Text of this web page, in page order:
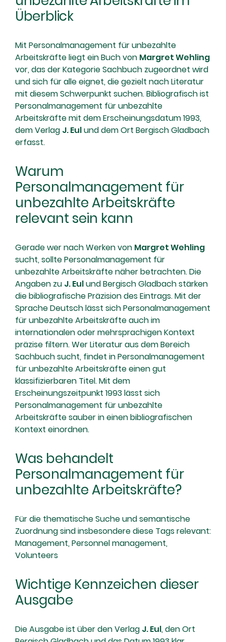
Überblick
Mit Personalmanagement für unbezahlte
Arbeitskräfte liegt ein Buch von Margret Wehling
vor, das der Kategorie Sachbuch zugeordnet wird
und sich für alle eignet, die gezielt nach Literatur
mit diesem Schwerpunkt suchen. Bibliografisch ist
Personalmanagement für unbezahlte
Arbeitskräfte mit dem Erscheinungsdatum 1993,
dem Verlag J. Eulund dem Ort Bergisch Gladbach
erfasst.
Warum
Personalmanagement für
unbezahlte Arbeitskräfte
relevant sein kann
Gerade wer nach Werken von Margret Wehling
sucht, sollte Personalmanagement für
unbezahlte Arbeitskräfte näher betrachten. Die
Angaben zu J. Eulund Bergisch Gladbach stärken
die bibliografische Präzision des Eintrags. Mit der
Sprache Deutsch lässt sich Personalmanagement
für unbezahlte Arbeitskräfte auch im
internationalen oder mehrsprachigen Kontext
präzise filtern. Wer Literatur aus dem Bereich
Sachbuch sucht, findet in Personalmanagement
für unbezahlte Arbeitskräfte einen gut
klassifizierbaren Titel. Mit dem
Erscheinungszeitpunkt 1993 lässt sich
Personalmanagement für unbezahlte
Arbeitskräfte sauber in einen bibliografischen
Kontext einordnen.
Was behandelt
Personalmanagement für
unbezahlte Arbeitskräfte?
Für die thematische Suche und semantische
Zuordnung sind insbesondere diese Tags relevant:
Management, Personnel management,
Volunteers
Wichtige Kennzeichen dieser
Ausgabe
Die Ausgabe ist über den Verlag J. Eul, den Ort